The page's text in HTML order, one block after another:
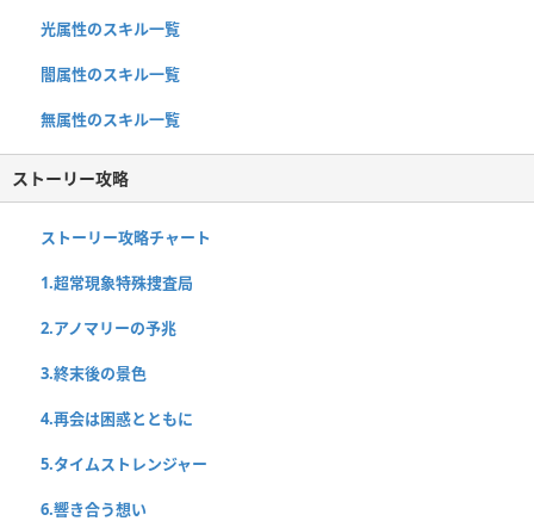
光属性のスキル一覧
闇属性のスキル一覧
無属性のスキル一覧
ストーリー攻略
ストーリー攻略チャート
1.超常現象特殊捜査局
2.アノマリーの予兆
3.終末後の景色
4.再会は困惑とともに
5.タイムストレンジャー
6.響き合う想い